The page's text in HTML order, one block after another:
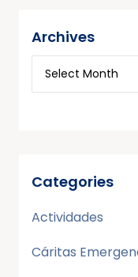
Archives
Categories
Actividades
Cáritas